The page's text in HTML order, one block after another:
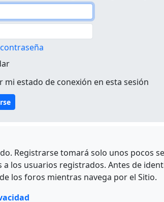
mi estado de conexión en esta sesión
Registrarse tomará solo unos pocos
los usuarios registrados. Antes de
los foros mientras navega por el Sitio.